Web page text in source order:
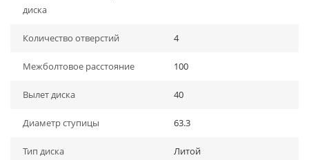
диска
Количество отверстий 4
Межболтовое расстояние 100
Вылет диска 40
Диаметр ступицы 63.3
Тип диска Литой